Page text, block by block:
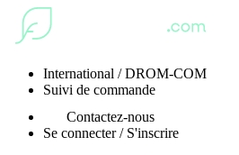
International / DROM-COM
Suivi de commande
Contactez-nous
Se connecter / S'inscrire